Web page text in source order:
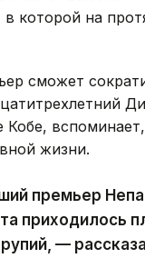
которой на
сможет
Кобе,
жизни.
премьер
приходилось
—